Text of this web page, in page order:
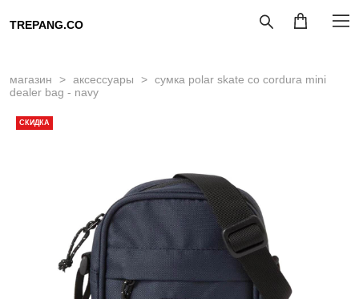
TREPANG.CO
магазин > аксессуары > сумка polar skate co cordura mini
dealer bag - navy
СКИДКА